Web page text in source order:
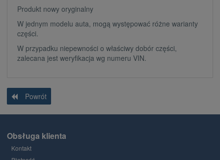
Produkt nowy oryginalny
W jednym modelu auta, mogą występować różne warianty
części.
W przypadku niepewności o właściwy dobór części,
zalecana jest weryfikacja wg numeru VIN.
Powrót
Obsługa klienta
Kontakt